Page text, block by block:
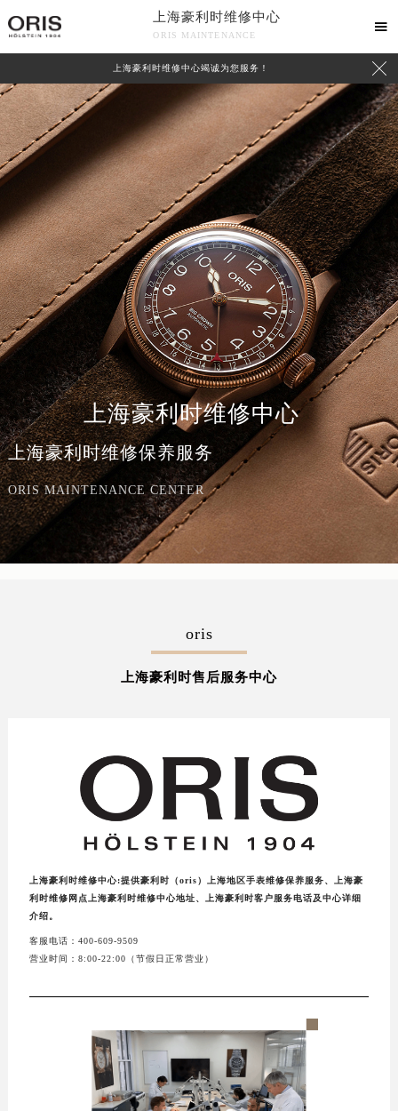
上海豪利时维修中心
ORIS MAINTENANCE

上海豪利时维修中心竭诚为您服务！ 
上海豪利时维修中心
上海豪利时维修保养服务
ORIS MAINTENANCE CENTER
心介绍 联系我们
oris
上海豪利时售后服务中心
上海豪利时维修中心:提供豪利时（oris）上海地区手表维修保养服务、上海豪
利时维修网点上海豪利时维修中心地址、上海豪利时客户服务电话及中心详细
介绍。
客服电话：400-609-9509
营业时间：8:00-22:00（节假日正常营业）